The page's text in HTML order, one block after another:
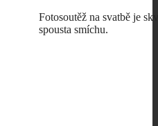
Fotosoutěž na svatbě je
spousta smíchu.